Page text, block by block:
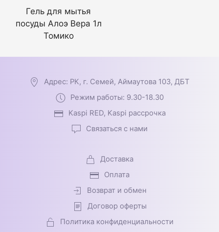
Гель для мытья
посуды Алоэ Вера 1л
Томико
Адрес: РК, г. Семей, Аймаутова 103, ДБТ
Режим работы: 9.30-18.30
Kaspi RED, Kaspi рассрочка
Связаться с нами
Доставка
Оплата
Возврат и обмен
Договор оферты
Политика конфиденциальности